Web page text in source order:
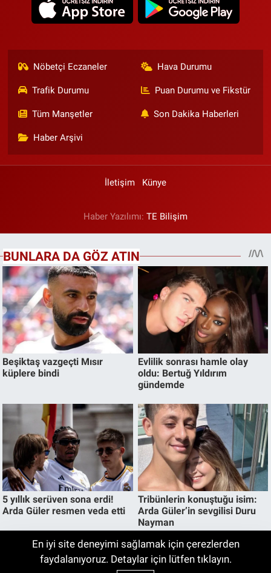
Nöbetçi Eczaneler Hava Durumu
Trafik Durumu Puan Durumu ve Fikstür
Tüm Manşetler Son Dakika Haberleri
Haber Arşivi
İletişim Künye
Haber Yazılımı: TE Bilişim
En iyi site deneyimi sağlamak için çerezlerden
faydalanıyoruz. Detaylar için lütfen tıklayın.
Honor'dan Robot Kameralı Yeni Telefon